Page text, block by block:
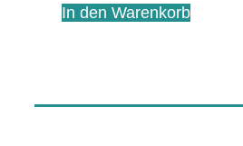
In den Warenkorb